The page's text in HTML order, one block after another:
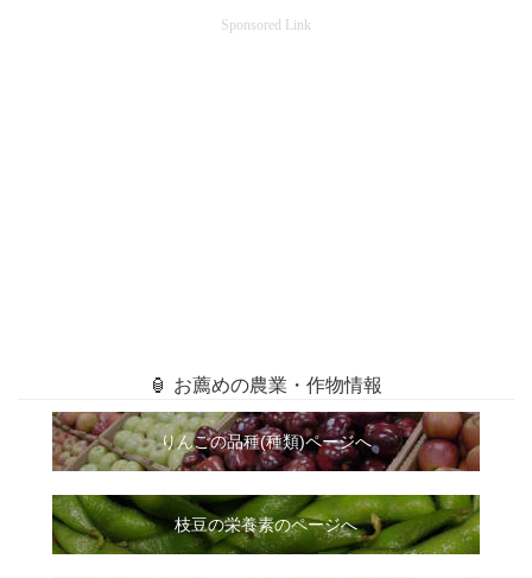
Sponsored Link
🏮 お薦めの農業・作物情報
りんごの品種(種類)ページへ
枝豆の栄養素のページへ